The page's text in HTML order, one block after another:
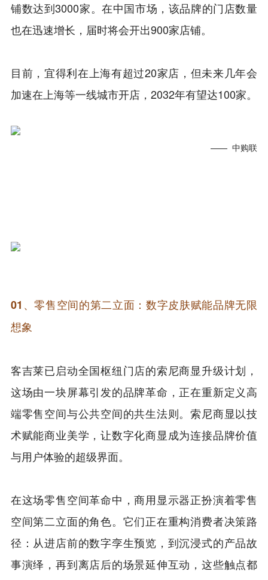
铺数达到3000家。在中国市场，该品牌的门店数量
也在迅速增长，届时将会开出900家店铺。
目前，宜得利在上海有超过20家店，但未来几年会
加速在上海等一线城市开店，2032年有望达100家。
—— 中购联
01、零售空间的第二立面：数字皮肤赋能品牌无限
想象
客吉莱已启动全国枢纽门店的索尼商显升级计划，
这场由一块屏幕引发的品牌革命，正在重新定义高
端零售空间与公共空间的共生法则。索尼商显以技
术赋能商业美学，让数字化商显成为连接品牌价值
与用户体验的超级界面。
在这场零售空间革命中，商用显示器正扮演着零售
空间第二立面的角色。它们正在重构消费者决策路
径：从进店前的数字孪生预览，到沉浸式的产品故
事演绎，再到离店后的场景延伸互动，这些触点都